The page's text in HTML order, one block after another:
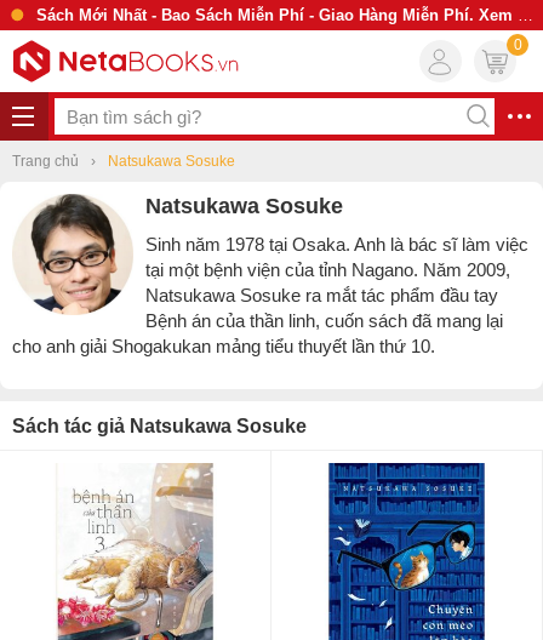
Sách Mới Nhất - Bao Sách Miễn Phí - Giao Hàng Miễn Phí. Xem Ngay
0
Trang chủ Natsukawa Sosuke
Natsukawa Sosuke
Sinh năm 1978 tại Osaka. Anh là bác sĩ làm việc
tại một bệnh viện của tỉnh Nagano. Năm 2009,
Natsukawa Sosuke ra mắt tác phẩm đầu tay
Bệnh án của thần linh, cuốn sách đã mang lại
cho anh giải Shogakukan mảng tiểu thuyết lần thứ 10.
Sách tác giả Natsukawa Sosuke